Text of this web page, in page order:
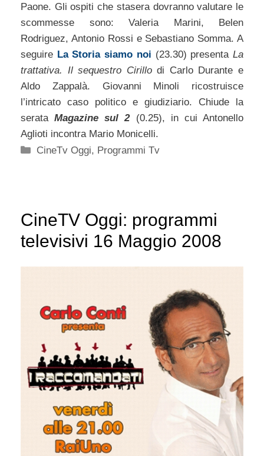
Paone. Gli ospiti che stasera dovranno valutare le
scommesse sono: Valeria Marini, Belen
Rodriguez, Antonio Rossi e Sebastiano Somma. A
seguire La Storia siamo noi (23.30) presentaLa
trattativa. Il sequestro Cirillodi Carlo Durante e
Aldo Zappalà. Giovanni Minoli ricostruisce
l’intricato caso politico e giudiziario. Chiude la
serataMagazine sul 2(0.25), in cui Antonello
Aglioti incontra Mario Monicelli.
Categorie
CineTv Oggi, Programmi Tv
CineTV Oggi: programmi
televisivi 16 Maggio 2008